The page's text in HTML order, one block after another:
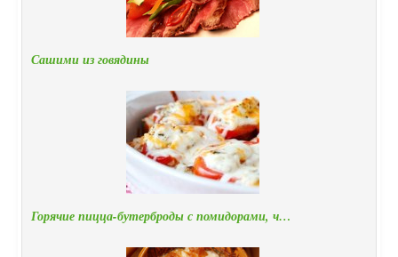
Сашими из говядины
Горячие пицца-бутерброды с помидорами, ч…